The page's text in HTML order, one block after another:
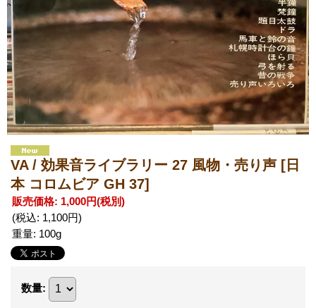
VA / 効果音ライブラリー 27 風物・売り声 [日
本 コロムビア GH 37]
販売価格: 1,000円(税別)
(税込: 1,100円)
重量: 100g
数量: